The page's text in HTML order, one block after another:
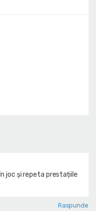
joc și repeta prestațiile
Raspunde